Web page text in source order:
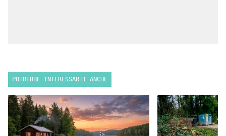
POTREBBE INTERESSARTI ANCHE